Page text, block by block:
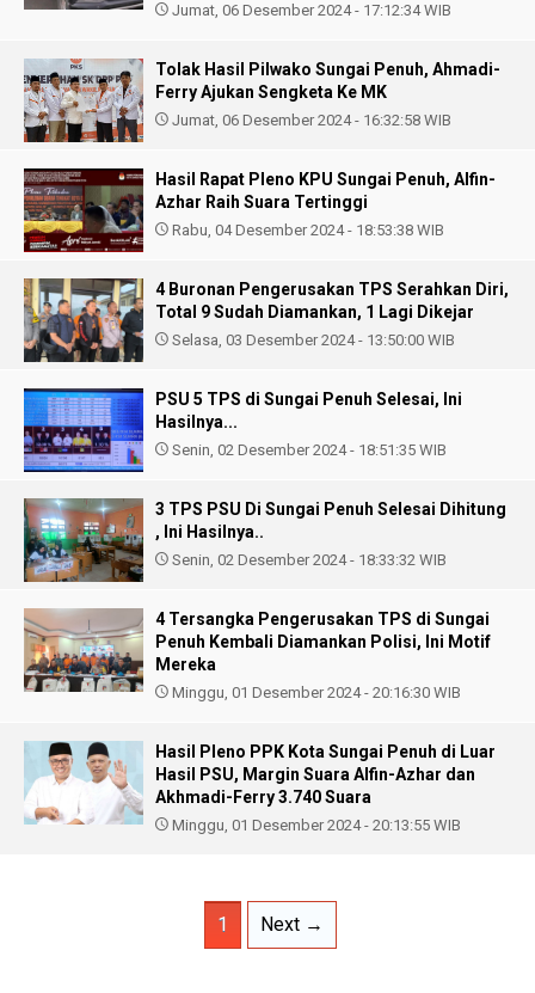
Jumat, 06 Desember 2024 - 17:12:34 WIB
Tolak Hasil Pilwako Sungai Penuh, Ahmadi-
Ferry Ajukan Sengketa Ke MK
Jumat, 06 Desember 2024 - 16:32:58 WIB
Hasil Rapat Pleno KPU Sungai Penuh, Alfin-
Azhar Raih Suara Tertinggi
Rabu, 04 Desember 2024 - 18:53:38 WIB
4 Buronan Pengerusakan TPS Serahkan Diri,
Total 9 Sudah Diamankan, 1 Lagi Dikejar
Selasa, 03 Desember 2024 - 13:50:00 WIB
PSU 5 TPS di Sungai Penuh Selesai, Ini
Hasilnya...
Senin, 02 Desember 2024 - 18:51:35 WIB
3 TPS PSU Di Sungai Penuh Selesai Dihitung
, Ini Hasilnya..
Senin, 02 Desember 2024 - 18:33:32 WIB
4 Tersangka Pengerusakan TPS di Sungai
Penuh Kembali Diamankan Polisi, Ini Motif
Mereka
Minggu, 01 Desember 2024 - 20:16:30 WIB
Hasil Pleno PPK Kota Sungai Penuh di Luar
Hasil PSU, Margin Suara Alfin-Azhar dan
Akhmadi-Ferry 3.740 Suara
Minggu, 01 Desember 2024 - 20:13:55 WIB
1 Next →